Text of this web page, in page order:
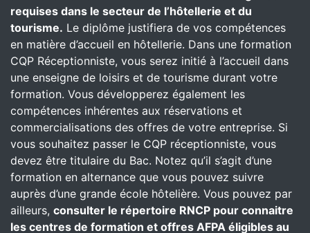
requises dans le secteur de l’hôtellerie et du
tourisme. Le diplôme justifiera de vos compétences
en matière d’accueil en hôtellerie. Dans une formation
CQP Réceptionniste, vous serez initié à l’accueil dans
une enseigne de loisirs et de tourisme durant votre
formation. Vous développerez également les
compétences inhérentes aux réservations et
commercialisations des offres de votre entreprise. Si
vous souhaitez passer le CQP réceptionniste, vous
devez être titulaire du Bac. Notez qu’il s’agit d’une
formation en alternance que vous pouvez suivre
auprès d’une grande école hôtelière. Vous pouvez par
ailleurs, consulter le répertoire RNCP pour connaitre
les centres de formation et offres AFPA éligibles au